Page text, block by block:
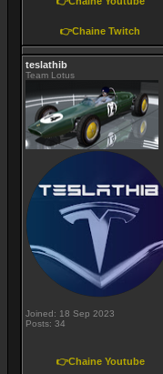
👉Chaine Twitch
teslathib
Team Lotus
Joined: 18 Sep 2023
Posts: 34
👉Chaine Youtube